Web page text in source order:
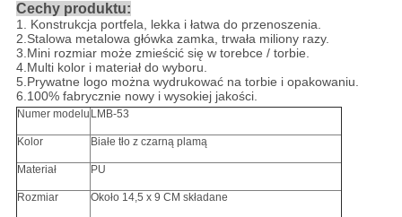
Cechy produktu:
1. Konstrukcja portfela, lekka i łatwa do przenoszenia.
2.Stalowa metalowa główka zamka, trwała miliony razy.
3.Mini rozmiar może zmieścić się w torebce / torbie.
4.Multi kolor i materiał do wyboru.
5.Prywatne logo można wydrukować na torbie i opakowaniu.
6.100% fabrycznie nowy i wysokiej jakości.
Numer modelu LMB-53
Kolor Białe tło z czarną plamą
Materiał PU
Rozmiar Około 14,5 x 9 CM składane